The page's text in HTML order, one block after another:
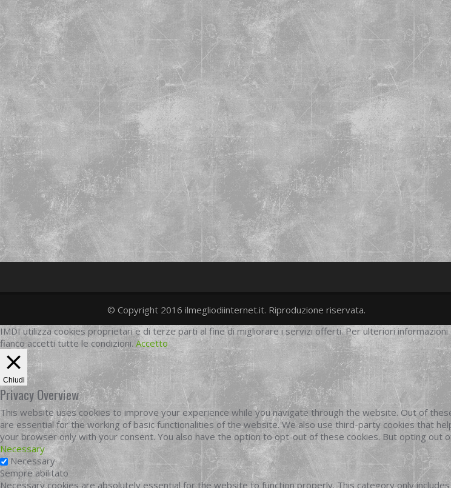
twittergoogleplus
facebook
© Copyright 2016 ilmegliodiinternet.it. Riproduzione riservata.
IMDI utilizza cookies proprietari e di terze parti al fine di migliorare i servizi offerti. Per ulteriori informazioni
fianco accetti tutte le condizioni. Accetto
Chiudi
Privacy Overview
This website uses cookies to improve your experience while you navigate through the website. Out of
are essential for the working of basic functionalities of the website. We also use third-party cookies that
your browser only with your consent. You also have the option to opt-out of these cookies. But opting out
Necessary
Necessary
Sempre abilitato
Necessary cookies are absolutely essential for the website to function properly. This category only